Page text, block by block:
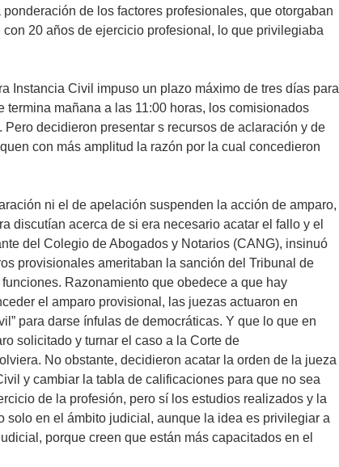
de los factores profesionales, que otorgaban
20 años de ejercicio profesional, lo que privilegiaba
Instancia Civil impuso un plazo máximo de tres días para
mañana a las 11:00 horas, los comisionados
decidieron presentar s recursos de aclaración y de
con más amplitud la razón por la cual concedieron
ni el de apelación suspenden la acción de amparo,
discutían acerca de si era necesario acatar el fallo y el
del Colegio de Abogados y Notarios (CANG), insinuó
provisionales ameritaban la sanción del Tribunal de
Razonamiento que obedece a que hay
el amparo provisional, las juezas actuaron en
para darse ínfulas de democráticas. Y que lo que en
solicitado y turnar el caso a la Corte de
No obstante, decidieron acatar la orden de la jueza
y cambiar la tabla de calificaciones para que no sea
de la profesión, pero sí los estudios realizados y la
solo en el ámbito judicial, aunque la idea es privilegiar a
porque creen que están más capacitados en el